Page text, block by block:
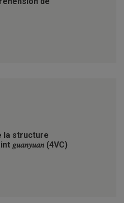
la structure
𝑔𝑢𝑎𝑛𝑦𝑢𝑎𝑛 (4VC)